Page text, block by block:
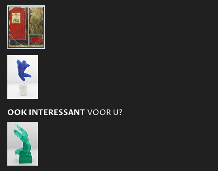
OOK INTERESSANTVOOR U?